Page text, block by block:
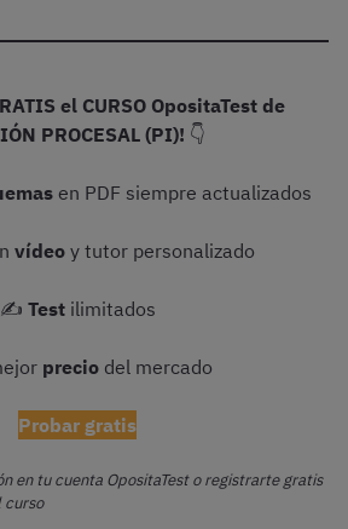
el CURSO OpositaTest de
PROCESAL (PI)! 👇
en PDF siempre actualizados
vídeo y tutor personalizado
✍️ Testilimitados
preciodel mercado
Probar gratis
en tu cuenta OpositaTest o registrarte gratis
curso